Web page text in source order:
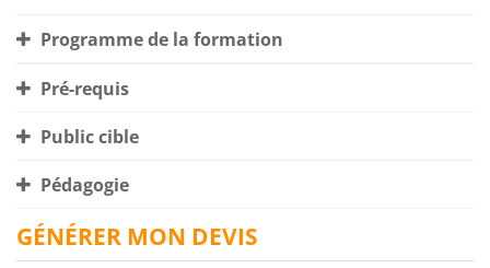
Programme de la formation
Pré-requis
Public cible
Pédagogie
GÉNÉRER MON DEVIS